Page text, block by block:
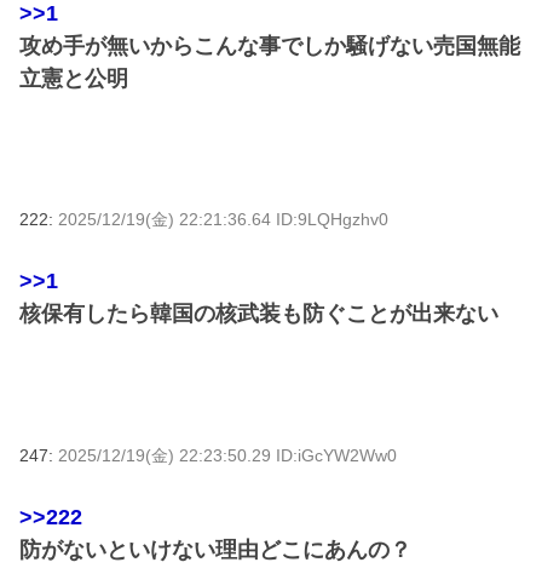
>>1
攻め手が無いからこんな事でしか騒げない売国無能
立憲と公明
222: 2025/12/19(金) 22:21:36.64 ID:9LQHgzhv0
>>1
核保有したら韓国の核武装も防ぐことが出来ない
247: 2025/12/19(金) 22:23:50.29 ID:iGcYW2Ww0
>>222
防がないといけない理由どこにあんの？